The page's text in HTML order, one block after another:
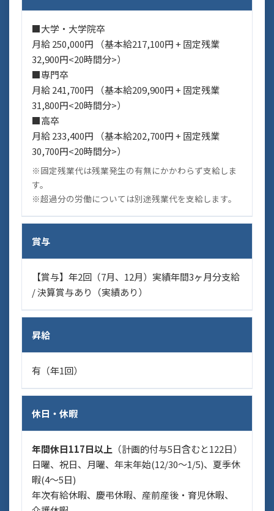
■大学・大学院卒
月給 250,000円 （基本給217,100円 + 固定残業
32,900円<20時間分>）
■専門卒
月給 241,700円 （基本給209,900円 + 固定残業
31,800円<20時間分>）
■高卒
月給 233,400円 （基本給202,700円 + 固定残業
30,700円<20時間分>）
※固定残業代は残業発生の有無にかかわらず支給しま
す。
※超過分の労働については別途残業代を支給します。
賞与
【賞与】年2回（7月、12月）実績年間3ヶ月分支給
/ 決算賞与あり（実績あり）
昇給
有（年1回）
休日・休暇
年間休日117日以上 （計画的付与5日含むと122日）
日曜、祝日、月曜、年末年始(12/30〜1/5)、夏季休
暇(4〜5日)
年次有給休暇、慶弔休暇、産前産後・育児休暇、